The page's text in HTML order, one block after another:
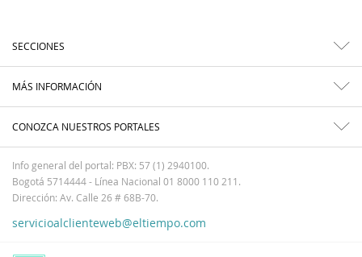
SECCIONES
MÁS INFORMACIÓN
CONOZCA NUESTROS PORTALES
Info general del portal: PBX: 57 (1) 2940100.
Bogotá 5714444 - Línea Nacional 01 8000 110 211.
Dirección: Av. Calle 26 # 68B-70.
servicioalclienteweb@eltiempo.com